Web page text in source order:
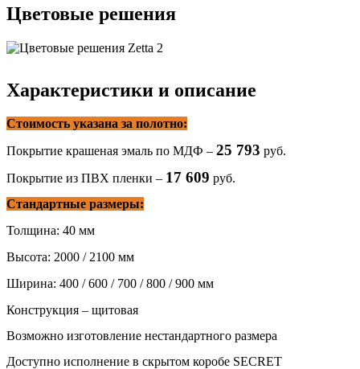
Цветовые решения
Характеристики и описание
Стоимость указана за полотно:
Покрытие крашеная эмаль по МДФ – 25 793 руб.
Покрытие из ПВХ пленки – 17 609 руб.
Стандартные размеры:
Толщина: 40 мм
Высота: 2000 / 2100 мм
Ширина: 400 / 600 / 700 / 800 / 900 мм
Конструкция – щитовая
Возможно изготовление нестандартного размера
Доступно исполнение в скрытом коробе SECRET